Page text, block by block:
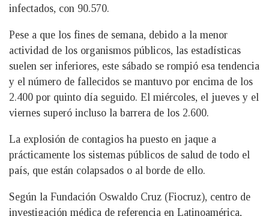
infectados, con 90.570.
Pese a que los fines de semana, debido a la menor
actividad de los organismos públicos, las estadísticas
suelen ser inferiores, este sábado se rompió esa tendencia
y el número de fallecidos se mantuvo por encima de los
2.400 por quinto día seguido. El miércoles, el jueves y el
viernes superó incluso la barrera de los 2.600.
La explosión de contagios ha puesto en jaque a
prácticamente los sistemas públicos de salud de todo el
país, que están colapsados o al borde de ello.
Según la Fundación Oswaldo Cruz (Fiocruz), centro de
investigación médica de referencia en Latinoamérica,